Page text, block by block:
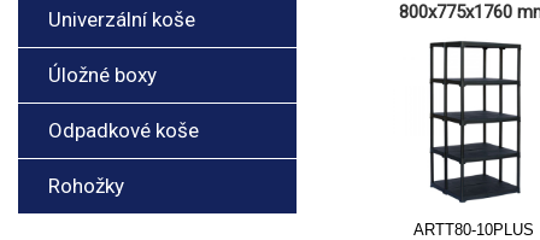
800x775x1760
ARTT80-10PLUS
Univerzální koše
Úložné boxy
Odpadkové koše
Rohožky